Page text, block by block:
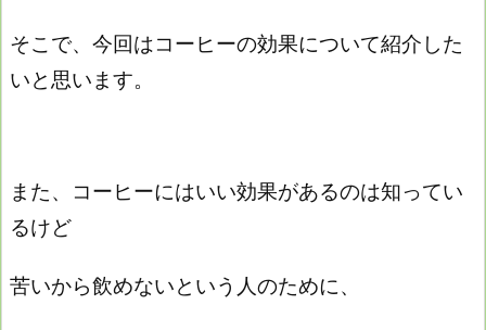
そこで、 今回はコーヒーの効果について紹介した
いと思います。
また、コーヒーにはいい効果があるのは知ってい
るけど
苦いから飲めないという人のために、